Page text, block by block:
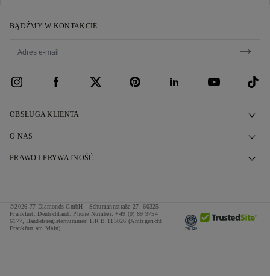
BĄDŹMY W KONTAKCIE
OBSŁUGA KLIENTA
Skontaktuj się z nami
Regulamin finansowania
Kalkulator podatków i ceł
O NAS
Nasza Historia
Odpowiedzialne Zaopatrzenie
Naciśnij
PRAWO I PRYWATNOŚĆ
Regulamin
©2026 77 Diamonds GmbH - Schumannstraße 27. 60325
Frankfurt. Deutschland. Phone Number: +49 (0) 69 9754
6177,
Handelsregisternummer: HR B 115026 (Amtsgericht
Frankfurt am Main)